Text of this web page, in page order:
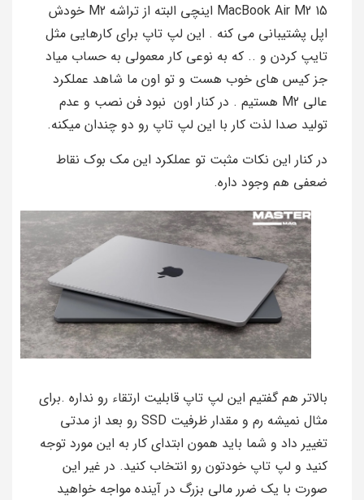
MacBook Air M2 15 اینچی البته از تراشه M2 خودش
اپل پشتیبانی می‌ کنه . این لپ تاپ برای کارهایی مثل
تایپ کردن و .. که به نوعی کار معمولی به حساب میاد
جز کیس های خوب هست و تو اون ما شاهد عملکرد
عالی M2 هستیم . در کنار اون نبود فن نصب و عدم
تولید صدا لذت کار با این لپ تاپ رو دو چندان میکنه.
در کنار این نکات مثبت تو عملکرد این مک بوک نقاط
ضعفی هم وجود داره.
بالاتر هم گفتیم این لپ تاپ قابلیت ارتقاء رو نداره .برای
مثال نمیشه رم و مقدار ظرفیت SSD رو بعد از مدتی
تغییر داد و شما باید همون ابتدای کار به این مورد توجه
کنید و لپ تاپ خودتون رو انتخاب کنید. در غیر این
صورت با یک ضرر مالی بزرگ در آینده مواجه خواهید